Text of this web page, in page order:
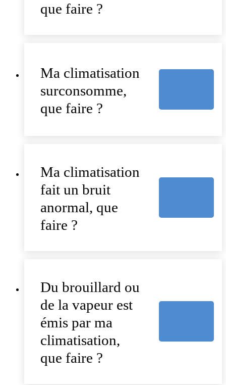
que faire ?
Ma climatisation
surconsomme,
que faire ?
Ma climatisation
fait un bruit
anormal, que
faire ?
Du brouillard ou
de la vapeur est
émis par ma
climatisation,
que faire ?